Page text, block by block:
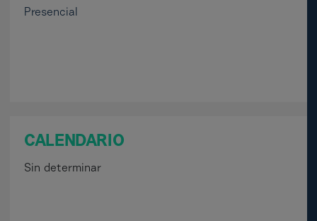
Presencial
CALENDARIO
Sin determinar